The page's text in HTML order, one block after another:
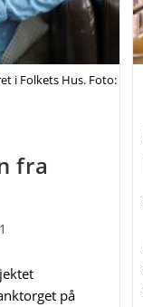
i Folkets Hus. Foto:
fra
på